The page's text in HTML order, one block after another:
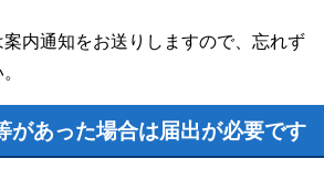
内通知をお送りしますので、忘れず
があった場合は届出が必要です